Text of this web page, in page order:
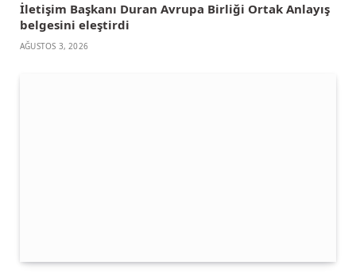
İletişim Başkanı Duran Avrupa Birliği Ortak Anlayış
belgesini eleştirdi
AĞUSTOS 3, 2026